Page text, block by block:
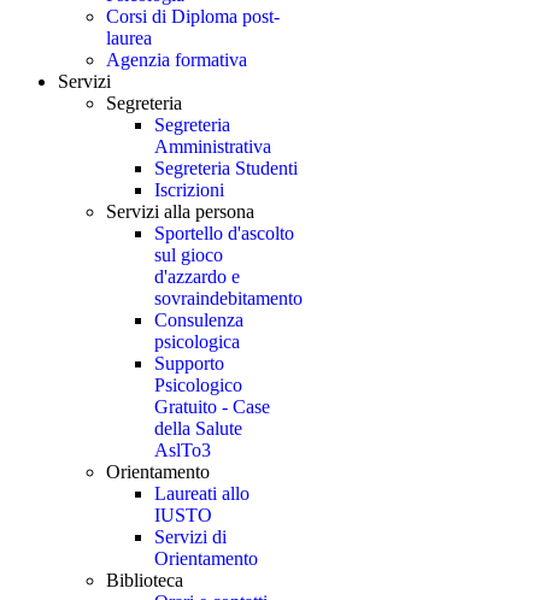
Corsi di Diploma post-
laurea
Agenzia formativa
Servizi
Segreteria
Segreteria
Amministrativa
Segreteria Studenti
Iscrizioni
Servizi alla persona
Sportello d'ascolto
sul gioco
d'azzardo e
sovraindebitamento
Consulenza
psicologica
Supporto
Psicologico
Gratuito - Case
della Salute
AslTo3
Orientamento
Laureati allo
IUSTO
Servizi di
Orientamento
Biblioteca